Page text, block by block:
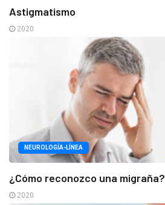
Astigmatismo
2020
NEUROLOGÍA-LÍNEA
¿Cómo reconozco una migraña?
2020